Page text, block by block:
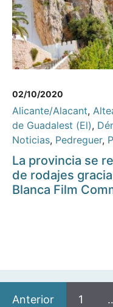
02/10/2020
Alicante/Alacant,
de Guadalest (El),
Noticias, Pedreguer,
La provincia se
de rodajes
Blanca Film
Anterior 1